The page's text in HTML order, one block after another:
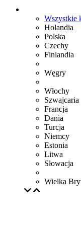
Wszystkie
Holandia
Polska
Czechy
Finlandia
Węgry
Włochy
Szwajcaria
Francja
Dania
Turcja
Niemcy
Estonia
Litwa
Słowacja
Wielka